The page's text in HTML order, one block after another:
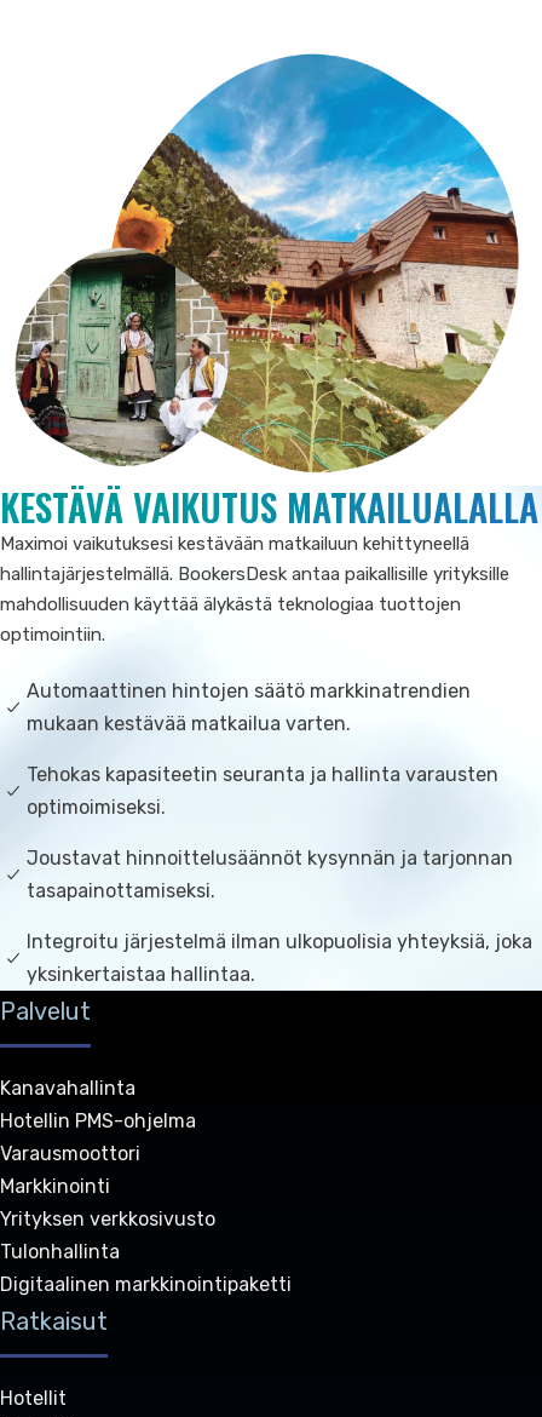
KESTÄVÄ VAIKUTUS MATKAILUALALLA
Maximoi vaikutuksesi kestävään matkailuun kehittyneellä
hallintajärjestelmällä. BookersDesk antaa paikallisille yrityksille
mahdollisuuden käyttää älykästä teknologiaa tuottojen
optimointiin.
Automaattinen hintojen säätö markkinatrendien
mukaan kestävää matkailua varten.
Tehokas kapasiteetin seuranta ja hallinta varausten
optimoimiseksi.
Joustavat hinnoittelusäännöt kysynnän ja tarjonnan
tasapainottamiseksi.
Integroitu järjestelmä ilman ulkopuolisia yhteyksiä, joka
yksinkertaistaa hallintaa.
Palvelut
Kanavahallinta
Hotellin PMS-ohjelma
Varausmoottori
Markkinointi
Yrityksen verkkosivusto
Tulonhallinta
Digitaalinen markkinointipaketti
Ratkaisut
Hotellit